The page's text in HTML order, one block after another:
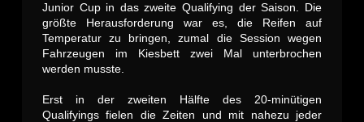
Junior Cup in das zweite Qualifying der Saison. Die
größte Herausforderung war es, die Reifen auf
Temperatur zu bringen, zumal die Session wegen
Fahrzeugen im Kiesbett zwei Mal unterbrochen
werden musste.
Erst in der zweiten Hälfte des 20-minütigen
Qualifyings fielen die Zeiten und mit nahezu jeder